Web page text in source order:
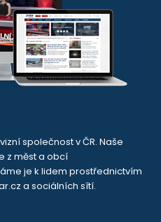
společnost v ČR. Naše
z měst a obcí
je k lidem prostřednictvím
a sociálních sítí.